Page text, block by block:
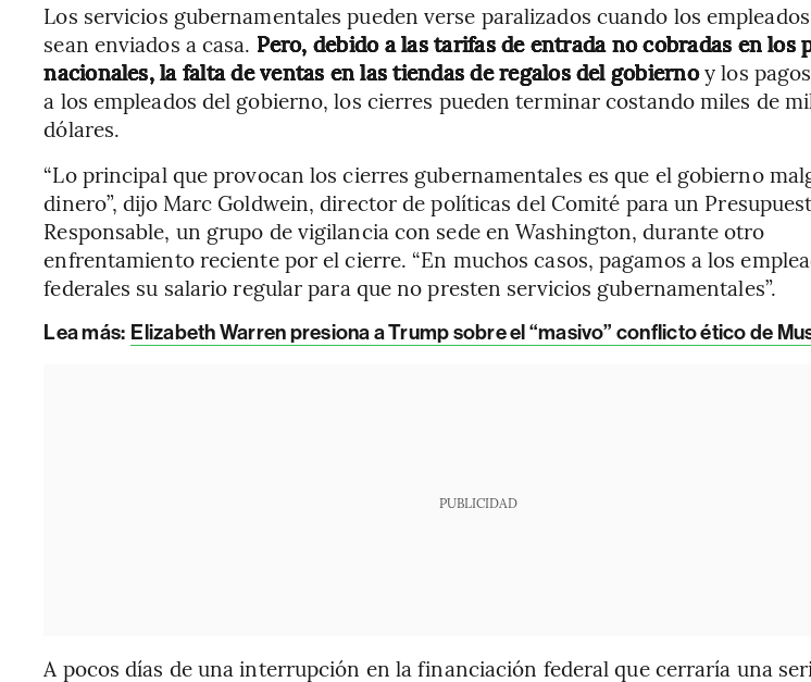
Los servicios gubernamentales pueden verse paralizados cuando los
sean enviados a casa. Pero, debido a las tarifas de entrada no cobradas en los
nacionales, la falta de ventas en las tiendas de regalos del gobiernoy los
a los empleados del gobierno, los cierres pueden terminar costando miles de
dólares.
“Lo principal que provocan los cierres gubernamentales es que el gobierno
dinero”, dijo Marc Goldwein, director de políticas del Comité para un
Responsable, un grupo de vigilancia con sede en Washington, durante otro
enfrentamiento reciente por el cierre. “En muchos casos, pagamos a los
federales su salario regular para que no presten servicios gubernamentales”.
Lea más: Elizabeth Warren presiona a Trump sobre el “masivo” conflicto ético de
PUBLICIDAD
A pocos días de una interrupción en la financiación federal que cerraría una